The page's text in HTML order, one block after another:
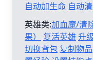
自动加生命 自动
英雄类:加血魔/清
果）
复活英雄 升
切换背包 复制物品